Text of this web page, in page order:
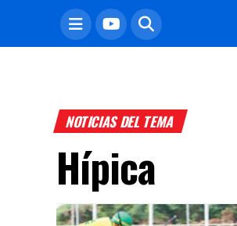
NOTICIAS DEL TEMA
Hípica